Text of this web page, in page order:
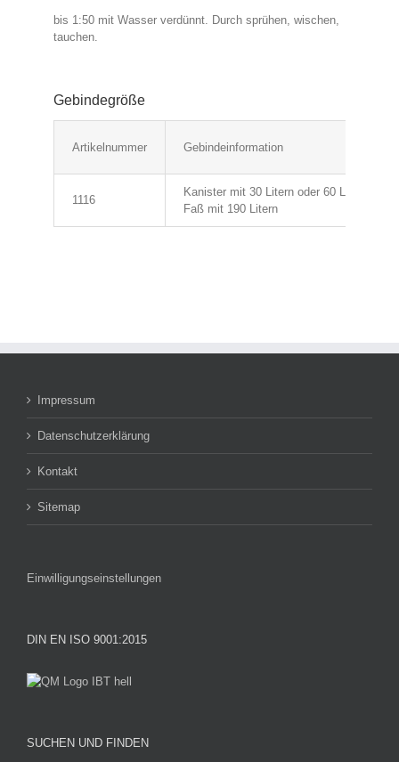
bis 1:50 mit Wasser verdünnt. Durch sprühen, wischen,
tauchen.
Gebindegröße
Artikelnummer Gebindeinformation
1116
Kanister mit 30 Litern oder 60 Litern
Faß mit 190 Litern
Impressum
Datenschutzerklärung
Kontakt
Sitemap
Einwilligungseinstellungen
DIN EN ISO 9001:2015
SUCHEN UND FINDEN